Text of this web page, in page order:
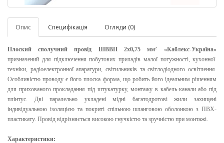
Опис Специфікація Огляди (0)
Плоский сполучний провід ШВВП 2х0,75мм² «Каблекс-Україна»
призначений для підключення побутових приладів малої потужності, кухонної
техніки, радіоелектронної апаратури, світильників та світлодіодного освітлення.
Особливістю проводу є його плоска форма, що робить його ідеальним рішенням
для прихованого прокладання під штукатурку, монтажу в кабель-канали або під
плінтус. Дві паралельно укладені мідні багатодротові жили захищені
індивідуальною ізоляцією та покриті спільною шланговою оболонкою з ПВХ-
пластикату. Провід відрізняється високою гнучкістю та зручністю при монтажі.
Характеристики: